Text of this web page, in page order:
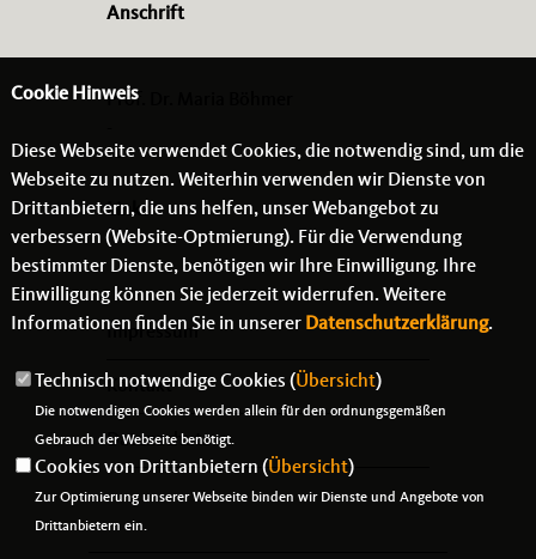
Anschrift
Prof. Dr. Maria Böhmer
- -
Links
Impressum
Kontakt
Datenschutz
Cookie Hinweis
Diese Webseite verwendet Cookies, die notwendig sind, um die
Webseite zu nutzen. Weiterhin verwenden wir Dienste von
Drittanbietern, die uns helfen, unser Webangebot zu
verbessern (Website-Optmierung). Für die Verwendung
bestimmter Dienste, benötigen wir Ihre Einwilligung. Ihre
Einwilligung können Sie jederzeit widerrufen. Weitere
Informationen finden Sie in unserer Datenschutzerklärung.
Technisch notwendige Cookies (Übersicht)
Die notwendigen Cookies werden allein für den ordnungsgemäßen
Gebrauch der Webseite benötigt.
Cookies von Drittanbietern (Übersicht)
Zur Optimierung unserer Webseite binden wir Dienste und Angebote von
Drittanbietern ein.